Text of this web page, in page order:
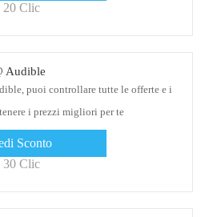
20 Clic
Audible
puoi controllare tutte le offerte e i
i prezzi migliori per te
Sconto
30 Clic